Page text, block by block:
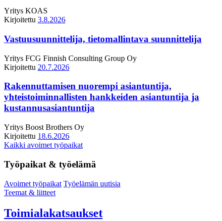
Yritys KOAS
Kirjoitettu 3.8.2026
Vastuusuunnittelija, tietomallintava suunnittelija
Yritys FCG Finnish Consulting Group Oy
Kirjoitettu 20.7.2026
Rakennuttamisen nuorempi asiantuntija,
yhteistoiminnallisten hankkeiden asiantuntija ja
kustannusasiantuntija
Yritys Boost Brothers Oy
Kirjoitettu 18.6.2026
Kaikki avoimet työpaikat
Työpaikat & työelämä
Avoimet työpaikat Työelämän uutisia
Teemat & liitteet
Toimialakatsaukset